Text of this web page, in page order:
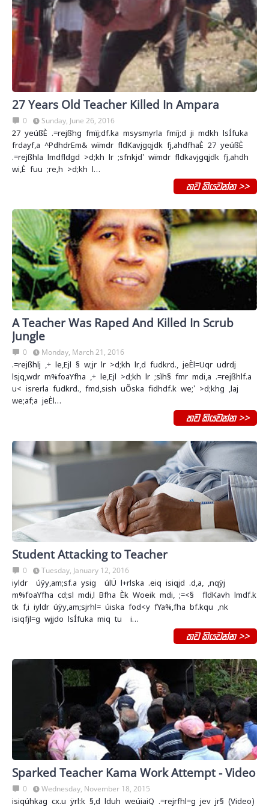
27 Years Old Teacher Killed In Ampara
0
Sunday, June 26, 2016
27 yeúßÈ .=rejßhg fmïj;df.ka msysmyrla fmïj;d ji mdkh lsÍfuka
frdayf,a ^PdhdrEm& wïmdr fldKavjgqjdk fj,ahdfhaÈ 27 yeúßÈ
.=rejßhla lmdfldgd >d;kh lr ;sfnkjd' wïmdr fldkavjgqjdk fj,ahdh
wi,È fuu ;re‚h >d;kh l…
තව කියවන්න >>
A Teacher Was Raped And Killed In Scrub
Jungle
0
Monday, March 21, 2016
.=rejßhlj ,÷ le,Ejl § w;jr lr >d;kh lr,d fudkrd., jeÈl=Uqr udrdj
lsjq,wdr m%foaYfha ,÷ le,Ejl >d;kh lr ;sìh§ fmr mdi,a .=rejßhlf.a
u< isrerla fudkrd., fmd,sish uÕska fidhdf.k we;' >d;khg ,laj
we;af;a jeÈl…
තව කියවන්න >>
Student Attacking to Teacher
0
Tuesday, January 12, 2016
iyldr úÿy,am;sf.a ysig úlÜ‌ l+rlska .eiq isiqjd .d,a, ,nqÿj
m%foaYfha cd;sl mdi,l Bfha Èk Woeik mdi, ;=<§ fldKa‌vh lmdf.k
tk f,i iyldr úÿy,am;sjrhl= úiska fod<y fYa%‚fha bf.kqu ,nk
isiqfjl=g wjjdo lsÍfuka miq tu i…
තව කියවන්න >>
Sparked Teacher Kama Work Attempt - Video
0
Wednesday, November 18, 2015
isiqúhkag cx.u ÿrl:k §,d lduh weúiaiQ .=rejrfhl=g jev jr§ (Video)